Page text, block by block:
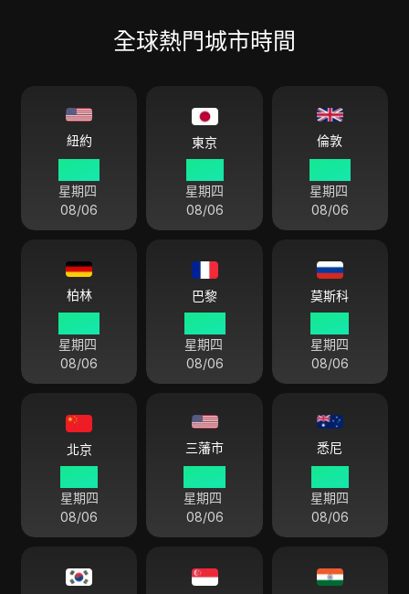
全球熱門城市時間
紐約
星期四
08/06
東京
星期四
08/06
倫敦
星期四
08/06
柏林
星期四
08/06
巴黎
星期四
08/06
莫斯科
星期四
08/06
北京
星期四
08/06
三藩市
星期四
08/06
悉尼
星期四
08/06